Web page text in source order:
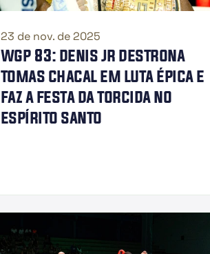
23 de nov. de 2025
wgp 83: denis jr destrona
tomas chacal em luta épica e
faz a festa da torcida no
espírito santo